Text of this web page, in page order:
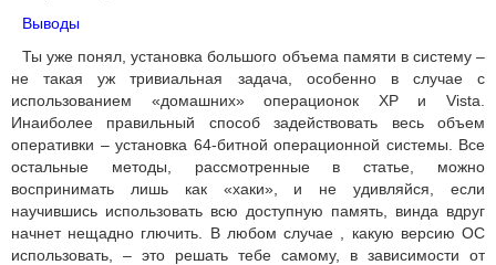
Выводы
Ты уже понял, установка большого объема памяти в систему –
не такая уж тривиальная задача, особенно в случае с
использованием «домашних» операционок XP и Vista.
Инаиболее правильный способ задействовать весь объем
оперативки – установка 64-битной операционной системы. Все
остальные методы, рассмотренные в статье, можно
воспринимать лишь как «хаки», и не удивляйся, если
научившись использовать всю доступную память, винда вдруг
начнет нещадно глючить. В любом случае , какую версию ОС
использовать, – это решать тебе самому, в зависимости от